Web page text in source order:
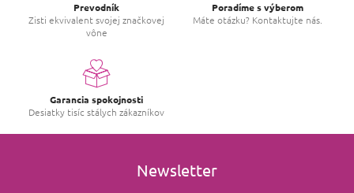
Prevodník
Zisti ekvivalent svojej značkovej
vône
Poradíme s výberom
Máte otázku? Kontaktujte nás.
Garancia spokojnosti
Desiatky tisíc stálych zákazníkov
Newsletter